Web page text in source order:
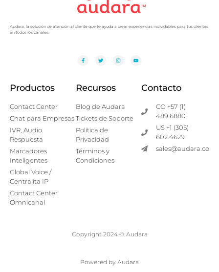
Audara, la solución de atención al cliente que te ayuda a crear experiencias inolvidables para tus clientes
en todos los canales.
Productos
Contact Center
Chat para Empresas
IVR, Audio
Respuesta
Marcadores
Inteligentes
Global Voice /
Centralita IP
Contact Center
Omnicanal
Recursos
Blog de Audara
Tickets de Soporte
Política de
Privacidad
Términos y
Condiciones
Contacto
CO +57 (1)
489.6880
US +1 (305)
602.4629
sales@audara.co
Copyright 2024 © Audara
Powered by Audara